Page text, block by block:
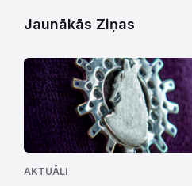
Jaunākās Ziņas
AKTUĀLI